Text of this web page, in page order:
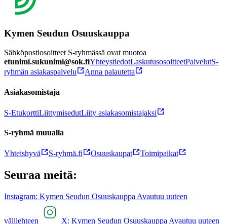
Kymen Seudun Osuuskauppa
Sähköpostiosoitteet S-ryhmässä ovat muotoa
etunimi.sukunimi@sok.fiYhteystiedotLaskutusosoitteetPalvelutS-
ryhmän asiakaspalvelu
Anna palautetta
Asiakasomistaja
S-EtukorttiLiittymisedutLiity asiakasomistajaksi
S-ryhmä muualla
Yhteishyvä S-ryhmä.fi Osuuskaupat Toimipaikat
Seuraa meitä:
Instagram: Kymen Seudun Osuuskauppa Avautuu uuteen
välilehteen X: Kymen Seudun Osuuskauppa Avautuu uuteen